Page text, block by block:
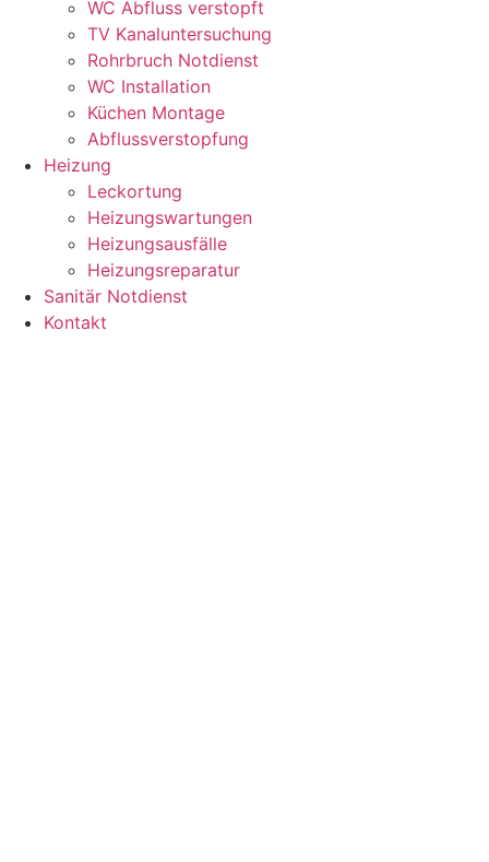
WC Abfluss verstopft
TV Kanaluntersuchung
Rohrbruch Notdienst
WC Installation
Küchen Montage
Abflussverstopfung
Heizung
Leckortung
Heizungswartungen
Heizungsausfälle
Heizungsreparatur
Sanitär Notdienst
Kontakt